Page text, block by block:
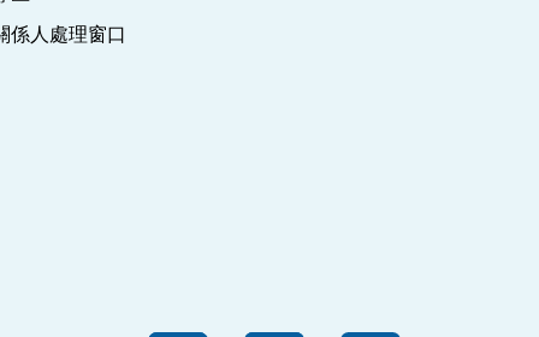
係人處理窗口